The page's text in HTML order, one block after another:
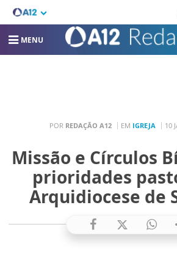
MENU
POR REDAÇÃO A12 EM IGREJA 10
Missão e Círculos
prioridades
Arquidiocese de